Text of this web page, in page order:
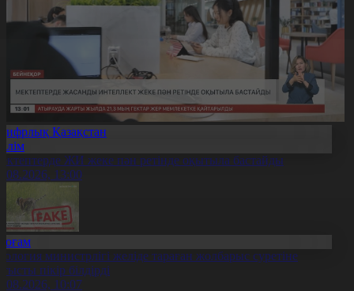
Қазақстан
ЖИ жеке пән ретінде оқытыла бастайды
13:00
министрлігі желіде тараған жолбарыс суретіне
пікір білдірді
10:07